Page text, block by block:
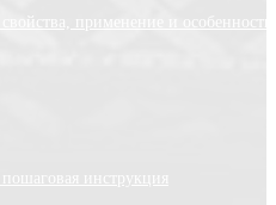
применение и особенности
инструкция